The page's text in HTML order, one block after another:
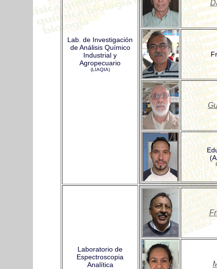
Lab. de Investigación
de Análisis Químico
Industrial y
Agropecuario
(LIAQIA)
Laboratorio de
Espectroscopia
Analítica